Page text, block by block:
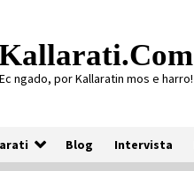
Ec ngado, por Kallaratin mos e harro!
Blog Intervista